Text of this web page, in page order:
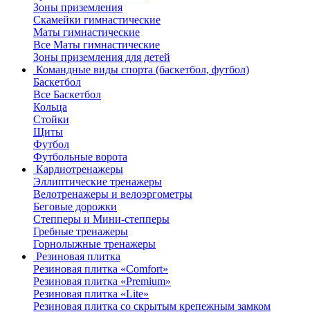
Зоны приземления
Скамейки гимнастические
Маты гимнастические
Все Маты гимнастические
Зоны приземления для детей
Командные виды спорта (баскетбол, футбол)
Баскетбол
Все Баскетбол
Кольца
Стойки
Щиты
Футбол
Футбольные ворота
Кардиотренажеры
Эллиптические тренажеры
Велотренажеры и велоэргометры
Беговые дорожки
Степперы и Мини-степперы
Гребные тренажеры
Горнолыжные тренажеры
Резиновая плитка
Резиновая плитка «Comfort»
Резиновая плитка «Premium»
Резиновая плитка «Lite»
Резиновая плитка со скрытым крепежным замком